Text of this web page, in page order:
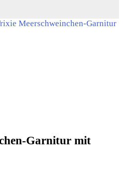
Meerschweinchen-Garnitur
Garnitur mit